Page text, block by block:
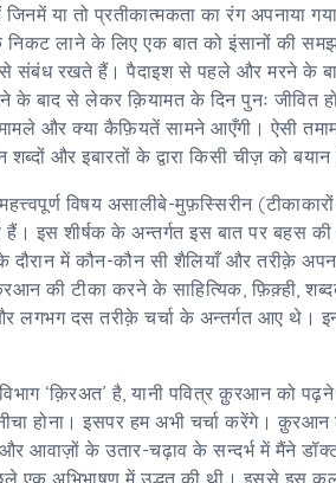
या तो प्रतीकात्मकता का रंग अपनाया
निकट लाने के लिए एक बात को इंसानों की
से संबंध रखते हैं। पैदाइश से पहले और मरने के
बाद से लेकर क़ियामत के दिन पुनः जीवित
और क्या कैफ़ियतें सामने आएँगी। ऐसी
और इबारतों के द्वारा किसी चीज़ को बयान
विषय असालीबे-मुफ़स्सिरीन
हैं। इस शीर्षक के अन्तर्गत इस बात पर बहस की
में कौन-कौन सी शैलियाँ और तरीक़े
की टीका करने के साहित्यिक, फ़िक़्ही,
और लगभग दस तरीक़े चर्चा के अन्तर्गत आए
‘क़िरअत’ है, यानी पवित्र क़ुरआन को
होना। इसपर हम अभी चर्चा करेंगे। क़ुरआन
और आवाज़ों के उतार-चढ़ाव के सन्दर्भ में मैंने
एक अभिभाषण में उद्धृत की थी। इससे इस